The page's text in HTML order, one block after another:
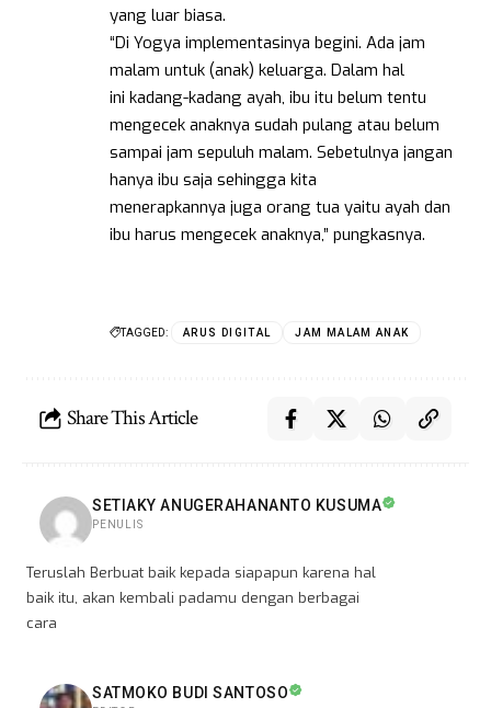
yang luar biasa.
“Di Yogya implementasinya begini. Ada jam
malam untuk (anak) keluarga. Dalam hal
ini kadang-kadang ayah, ibu itu belum tentu
mengecek anaknya sudah pulang atau belum
sampai jam sepuluh malam. Sebetulnya jangan
hanya ibu saja sehingga kita
menerapkannya juga orang tua yaitu ayah dan
ibu harus mengecek anaknya,” pungkasnya.
TAGGED: ARUS DIGITAL JAM MALAM ANAK
Share This Article
SETIAKY ANUGERAHANANTO KUSUMA
PENULIS
Teruslah Berbuat baik kepada siapapun karena hal
baik itu, akan kembali padamu dengan berbagai
cara
SATMOKO BUDI SANTOSO